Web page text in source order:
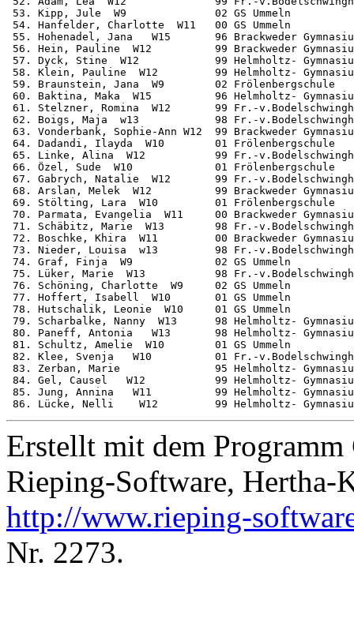
53. Kipp, Jule  W9              02 GS Ummeln
54. Hanfelder, Charlotte  W11   00 GS Ummeln
55. Hohenadel, Jana   W15       96 Brackweder
56. Hein, Pauline  W12          99 Brackweder
57. Dyck, Stine  W12            99 Helmholtz-
58. Klein, Pauline  W12         99 Helmholtz-
59. Braunstein, Jana  W9        02
60. Baktina, Maka  W15          96 Helmholtz-
61. Stelzner, Romina  W12       99 Fr.-
62. Boigs, Maja  w13            98 Fr.-
63. Vonderbank, Sophie-Ann W12  99 Brackweder
64. Dadandi, Ilayda  W10        01
65. Linke, Alina  W12           99 Fr.-
66. Özel, Sude  W10             01
67. Gabrych, Natalie  W12       99 Fr.-
68. Arslan, Melek  W12          99 Brackweder
69. Stölting, Lara  W10         01
70. Parmata, Evangelia  W11     00 Brackweder
71. Schäbitz, Marie  W13        98 Fr.-
72. Boschke, Khira  W11         00 Brackweder
73. Nieder, Louisa  w13         98 Fr.-
74. Graf, Finja  W9             02 GS Ummeln
75. Lüker, Marie  W13           98 Fr.-
76. Schöning, Charlotte  W9     02 GS Ummeln
77. Hoffert, Isabell  W10       01 GS Ummeln
78. Hutschalik, Leonie  W10     01 GS Ummeln
79. Scharbalke, Nanny  W13      98 Helmholtz-
80. Paneff, Antonia   W13       98 Helmholtz-
81. Schultz, Amelie  W10        01 GS Ummeln
82. Klee, Svenja   W10          01 Fr.-
83. Zerban, Marie               95 Helmholtz-
84. Gel, Causel   W12           99 Helmholtz-
85. Jung, Annina   W11          99 Helmholtz-
Erstellt mit dem
Rieping-Software, Hertha-
http://www.rieping-
Nr. 2273.